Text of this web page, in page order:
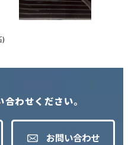
わせください。
お問い合わせ